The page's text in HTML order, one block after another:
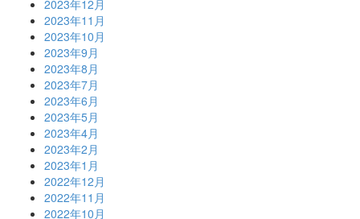
2023年12月
2023年11月
2023年10月
2023年9月
2023年8月
2023年7月
2023年6月
2023年5月
2023年4月
2023年2月
2023年1月
2022年12月
2022年11月
2022年10月